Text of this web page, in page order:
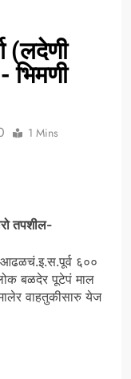
(लदेणी
भिमणी
1 Mins
तपशील-
आढळचं.इ.स.पूर्व ६००
बळदेर पूटेपं माल
वाहतुकीसारु येज